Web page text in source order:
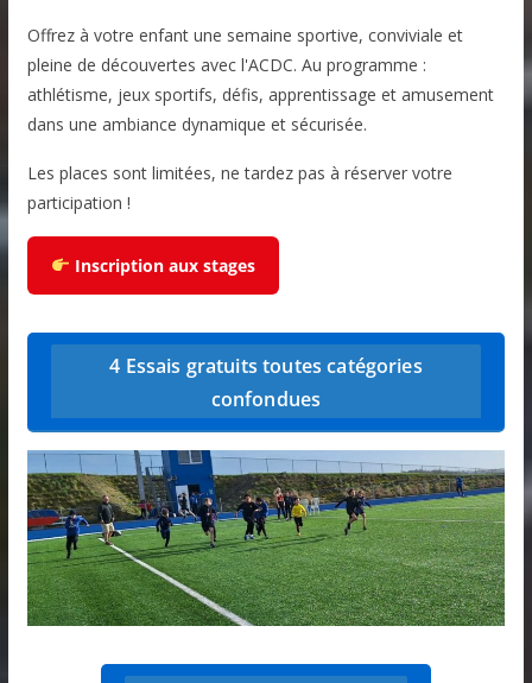
Offrez à votre enfant une semaine sportive, conviviale et
pleine de découvertes avec l'ACDC. Au programme :
athlétisme, jeux sportifs, défis, apprentissage et amusement
dans une ambiance dynamique et sécurisée.
Les places sont limitées, ne tardez pas à réserver votre
participation !
Inscription aux stages
4 Essais gratuits toutes catégories
confondues